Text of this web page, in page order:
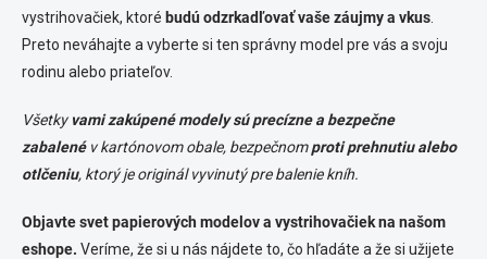
vystrihovačiek, ktoré budú odzrkadľovať vaše záujmy a vkus
Preto neváhajte a vyberte si ten správny model pre vás a svoju
rodinu alebo priateľov.
Všetky vami zakúpené modely sú precízne a bezpečne
zabalenév kartónovom obale, bezpečnomproti prehnutiu alebo
otlčeniu, ktorý je originál vyvinutý pre balenie kníh.
Objavte svet papierových modelov a vystrihovačiek na našom
eshope. Veríme, že si u nás nájdete to, čo hľadáte a že si užijete